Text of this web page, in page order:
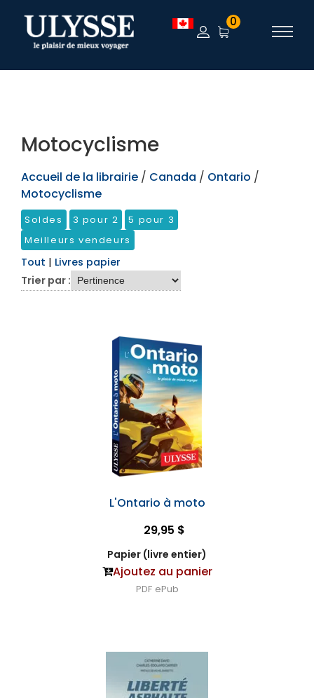
TEST 0
Motocyclisme
Accueil de la librairie / Canada / Ontario /
Motocyclisme
Soldes 3 pour 2
5 pour 3
Meilleurs vendeurs
Tout | Livres papier
Trier par :
L'Ontario à moto
29,95 $
Papier (livre entier)
Ajoutez au panier
PDF ePub